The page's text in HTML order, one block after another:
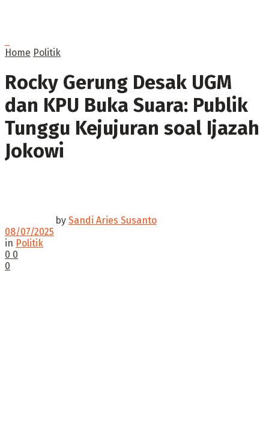
Home Politik
Rocky Gerung Desak UGM
dan KPU Buka Suara: Publik
Tunggu Kejujuran soal Ijazah
Jokowi
by Sandi Aries Susanto
08/07/2025
in Politik
0 0
0